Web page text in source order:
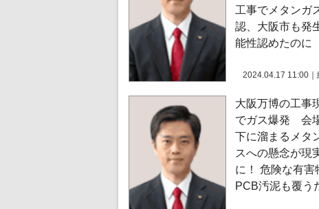
工事でメタンガ
認、大阪市も発
能性認めたのに
2024.04.17 11:00
大阪万博の工事
でガス爆発 会
下に溜まるメタ
スへの懸念が現
に！ 危険な有害
PCB汚泥も覆う